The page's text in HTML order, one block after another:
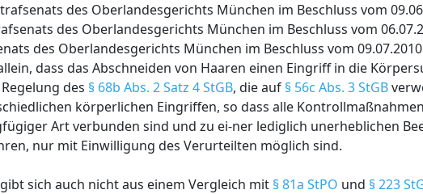
des Oberlandesgerichts München im Beschluss vom
des Oberlandesgerichts München im Beschluss vom
des Oberlandesgerichts München im Beschluss vom 09.07.2010
dass das Abschneiden von Haaren einen Eingriff in die
des § 68b Abs. 2 Satz 4 StGB, die auf § 56c Abs. 3 StGB
körperlichen Eingriffen, so dass alle
Art verbunden sind und zu ei-ner lediglich unerheblichen
nur mit Einwilligung des Verurteilten möglich sind.
sich auch nicht aus einem Vergleich mit § 81a StPO und § 223